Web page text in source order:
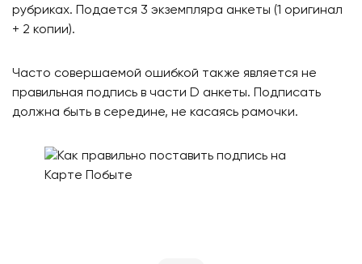
рубриках. Подается 3 экземпляра анкеты (1 оригинал
+ 2 копии).
Часто совершаемой ошибкой также является не
правильная подпись в части D анкеты. Подписать
должна быть в середине, не касаясь рамочки.